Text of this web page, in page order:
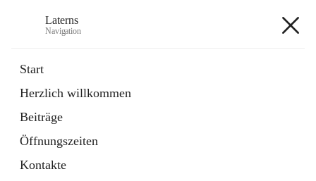
Laterns
Navigation
Start
Herzlich willkommen
Beiträge
Öffnungszeiten
Kontakte
11 Schnellzugriffe
Soziales
1 Schnellzugriff